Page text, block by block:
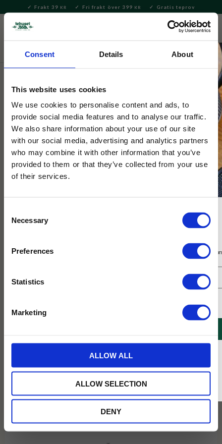
Consent Details About
This website uses cookies
We use cookies to personalise content and ads, to
provide social media features and to analyse our traffic.
We also share information about your use of our site
with our social media, advertising and analytics partners
who may combine it with other information that you’ve
provided to them or that they’ve collected from your use
of their services.
Selection
Necessary
Preferences
Statistics
Marketing
ALLOW ALL
ALLOW SELECTION
DENY
Meny
Frakt 39 KR Fri frakt över 399 KR Gratis teprov
I Min Tedag får du tips och inspiration från personalen i
våra butiker. Vi berättar om våra favoriter och vi delar med
oss av vår te- och kaffevanor.
Få 10% rabatt på ditt första köp på nätet och ta del av erbjudanden året
* Rabatten gäller endast online på Tehusetjava.se. Rabatten fungerar endast på